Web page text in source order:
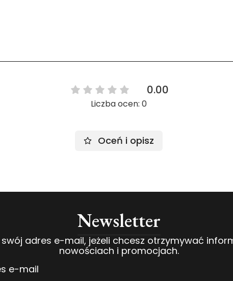
0.00
Liczba ocen: 0
Oceń i opisz
Newsletter
swój adres e-mail, jeżeli chcesz otrzymywać
nowościach i promocjach.
e-mail